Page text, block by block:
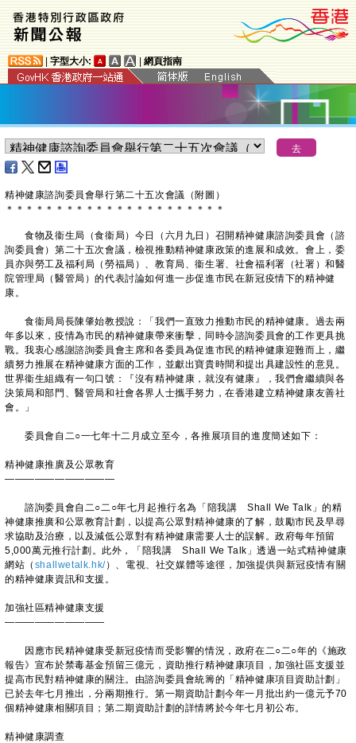
字型大小: 網頁指南
精神健康諮詢委員會舉行第二十五次會議（附圖）
＊ ＊ ＊ ＊ ＊ ＊ ＊ ＊ ＊ ＊ ＊ ＊ ＊ ＊ ＊ ＊ ＊ ＊ ＊ ＊ ＊ ＊
食物及衞生局（食衞局）今日（六月九日）召開精神健康諮詢委員會（諮
詢委員會）第二十五次會議，檢視推動精神健康政策的進展和成效。會上，委
員亦與勞工及福利局（勞福局）、教育局、衞生署、社會福利署（社署）和醫
院管理局（醫管局）的代表討論如何進一步促進市民在新冠疫情下的精神健
康。
食衞局局長陳肇始教授說：「我們一直致力推動市民的精神健康。過去兩
年多以來，疫情為市民的精神健康帶來衝擊，同時令諮詢委員會的工作更具挑
戰。我衷心感謝諮詢委員會主席和各委員為促進市民的精神健康迎難而上，繼
續努力推展在精神健康方面的工作，並獻出寶貴時間和提出具建設性的意見。
世界衞生組織有一句口號：『沒有精神健康，就沒有健康』，我們會繼續與各
決策局和部門、醫管局和社會各界人士攜手努力，在香港建立精神健康友善社
會。」
委員會自二○一七年十二月成立至今，各推展項目的進度簡述如下：
精神健康推廣及公眾教育
———————————
諮詢委員會自二○二○年七月起推行名為「陪我講 Shall We Talk」的精
神健康推廣和公眾教育計劃，以提高公眾對精神健康的了解，鼓勵市民及早尋
求協助及治療，以及減低公眾對有精神健康需要人士的誤解。政府每年預留
5,000萬元推行計劃。此外，「陪我講 Shall We Talk」透過一站式精神健康
網站（ shallwetalk.hk/）、電視、社交媒體等途徑，加強提供與新冠疫情有關
的精神健康資訊和支援。
加強社區精神健康支援
——————————
因應市民精神健康受新冠疫情而受影響的情況，政府在二○二○年的《施政
報告》宣布於禁毒基金預留三億元，資助推行精神健康項目，加強社區支援並
提高市民對精神健康的關注。由諮詢委員會統籌的「精神健康項目資助計劃」
已於去年七月推出，分兩期推行。第一期資助計劃今年一月批出約一億元予70
個精神健康相關項目；第二期資助計劃的詳情將於今年七月初公布。
精神健康調查